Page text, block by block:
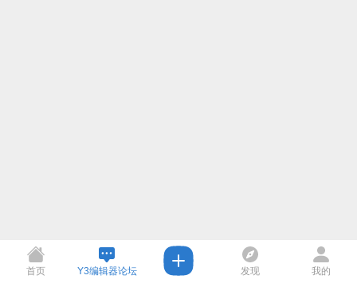
首页 Y3编辑器论坛 发现 我的